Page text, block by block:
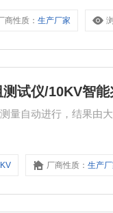
商性质：生产厂家
试仪/10KV智
量自动进行，结果由
厂商性质：生产